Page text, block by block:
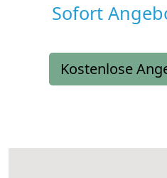
Sofort
Kostenlose